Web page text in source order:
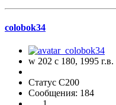
colobok34
w 202 с 180, 1995 г.в.
Статус C200
Сообщения: 184